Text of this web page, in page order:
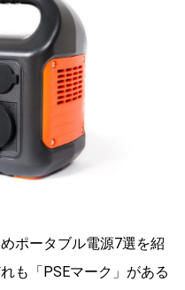
ポータブル電源7選を紹
も「PSEマーク」がある